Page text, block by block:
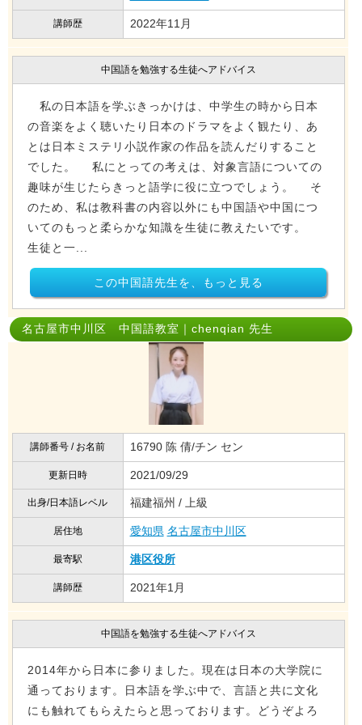
講師歴 2022年11月
中国語を勉強する生徒へアドバイス
私の日本語を学ぶきっかけは、中学生の時から日本
の音楽をよく聴いたり日本のドラマをよく観たり、あ
とは日本ミステリ小説作家の作品を読んだりすること
でした。 私にとっての考えは、対象言語についての
趣味が生じたらきっと語学に役に立つでしょう。 そ
のため、私は教科書の内容以外にも中国語や中国につ
いてのもっと柔らかな知識を生徒に教えたいです。
生徒と一...
この中国語先生を、もっと見る
名古屋市中川区 中国語教室｜chenqian 先生
講師番号 / お名前 16790 陈 倩/チン セン
更新日時 2021/09/29
出身/日本語レベル 福建福州 / 上級
居住地 愛知県 名古屋市中川区
最寄駅 港区役所
講師歴 2021年1月
中国語を勉強する生徒へアドバイス
2014年から日本に参りました。現在は日本の大学院に
通っております。日本語を学ぶ中で、言語と共に文化
にも触れてもらえたらと思っております。どうぞよろ